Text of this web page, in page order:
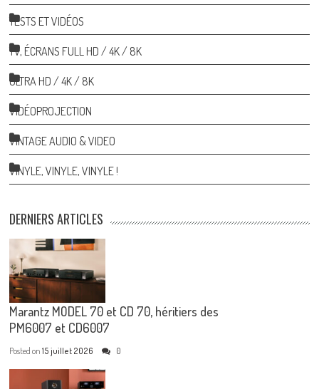
TESTS ET VIDÉOS
TV, ÉCRANS FULL HD / 4K / 8K
ULTRA HD / 4K / 8K
VIDÉOPROJECTION
VINTAGE AUDIO & VIDEO
VINYLE, VINYLE, VINYLE !
DERNIERS ARTICLES
Marantz MODEL 70 et CD 70, héritiers des
PM6007 et CD6007
Posted on15 juillet 2026 0